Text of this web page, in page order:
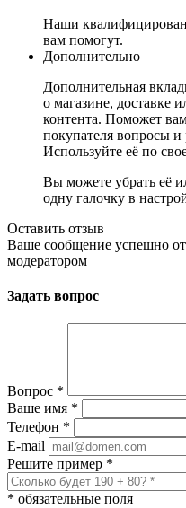
Наши
вам помогут.
Дополнительно
Дополнительная
о магазине, доставке
контента. Поможет
покупателя вопросы и
Используйте её по
Вы можете убрать её
одну галочку в
Оставить отзыв
Ваше сообщение успешно
модератором
Задать вопрос
Вопрос *
Ваше имя *
Телефон *
E-mail
Решите пример *
* обязательные поля